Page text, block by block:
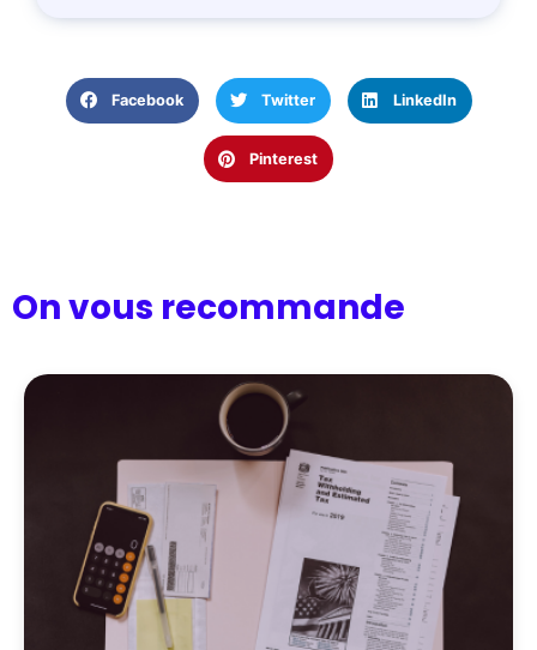
Facebook Twitter LinkedIn
Pinterest
On vous recommande